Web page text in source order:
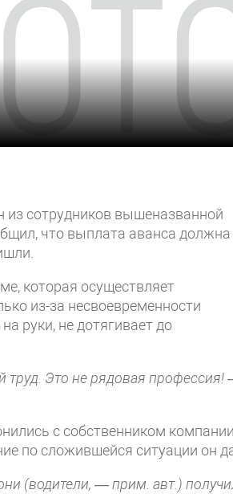
из сотрудников вышеназванной
что выплата аванса должна
которая осуществляет
из-за несвоевременности
руки, не дотягивает до
труд. Это не рядовая профессия!
с собственником компании
по сложившейся ситуации он
(водители, — прим. авт.)